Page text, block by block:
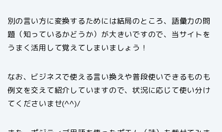
別の言い方に変換するためには結局のところ、語彙力の問
題（知っているかどうか）が大きいですので、当サイトを
うまく活用して覚えてしまいましょう！
なお、ビジネスで使える言い換えや普段使いできるものも
例文を交えて紹介していますので、状況に応じて使い分け
てくださいませ(^^)/